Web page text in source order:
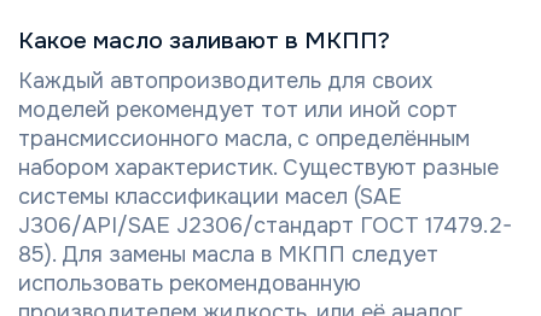
Какое масло заливают в МКПП?
Каждый автопроизводитель для своих
моделей рекомендует тот или иной сорт
трансмиссионного масла, с определённым
набором характеристик. Существуют разные
системы классификации масел (SAE
J306/API/SAE J2306/стандарт ГОСТ 17479.2-
85). Для замены масла в МКПП следует
использовать рекомендованную